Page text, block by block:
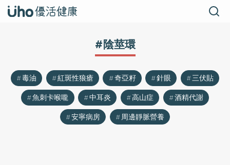
#陰莖環
毒油 紅斑性狼瘡 奇亞籽 針眼
三伏貼
魚刺卡喉嚨
中耳炎 高山症
酒精代謝
安寧病房
周邊靜脈營養